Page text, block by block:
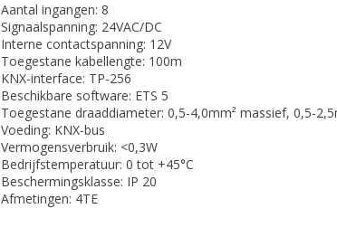
Aantal ingangen: 8
Signaalspanning: 24VAC/DC
Interne contactspanning: 12V
Toegestane kabellengte: 100m
KNX-interface: TP-256
Beschikbare software: ETS 5
Toegestane draaddiameter: 0,5-4,0mm² massief, 0,5-
Voeding: KNX-bus
Vermogensverbruik: <0,3W
Bedrijfstemperatuur: 0 tot +45°C
Beschermingsklasse: IP 20
Afmetingen: 4TE